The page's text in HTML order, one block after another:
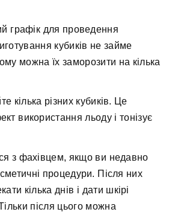
графік для проведення
кубиків не займе
можна їх заморозити на кілька
кілька різних кубиків. Це
використання льоду і тонізує
з фахівцем, якщо ви недавно
процедури. Після них
кілька днів і дати шкірі
після цього можна